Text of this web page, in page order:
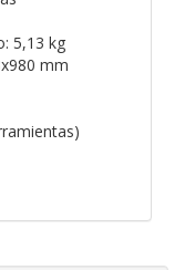
5,13 kg
mm